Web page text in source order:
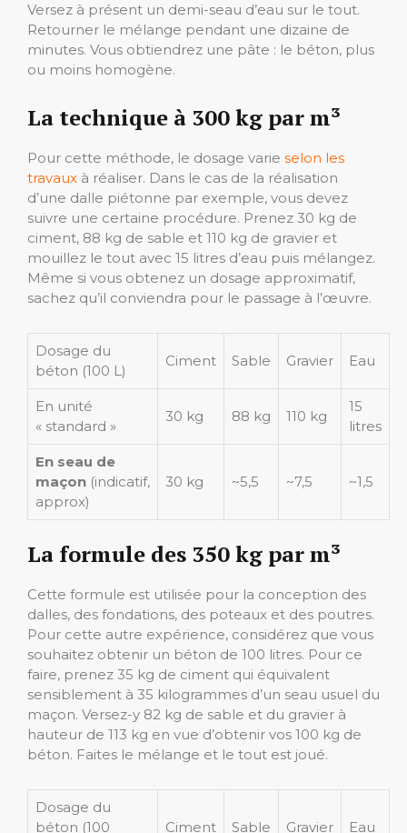
Versez à présent un demi-seau d’eau sur le tout.
Retourner le mélange pendant une dizaine de
minutes. Vous obtiendrez une pâte : le béton, plus
ou moins homogène.
La technique à 300 kg par m³
Pour cette méthode, le dosage varie selon les
travaux à réaliser. Dans le cas de la réalisation
d’une dalle piétonne par exemple, vous devez
suivre une certaine procédure. Prenez 30 kg de
ciment, 88 kg de sable et 110 kg de gravier et
mouillez le tout avec 15 litres d’eau puis mélangez.
Même si vous obtenez un dosage approximatif,
sachez qu’il conviendra pour le passage à l’œuvre.
Dosage du
béton (100 L)
Ciment Sable Gravier Eau
En unité
« standard »
30 kg 88 kg 110 kg
15
litres
En seau de
maçon (indicatif,
approx)
30 kg ~5,5 ~7,5 ~1,5
La formule des 350 kg par m³
Cette formule est utilisée pour la conception des
dalles, des fondations, des poteaux et des poutres.
Pour cette autre expérience, considérez que vous
souhaitez obtenir un béton de 100 litres. Pour ce
faire, prenez 35 kg de ciment qui équivalent
sensiblement à 35 kilogrammes d’un seau usuel du
maçon. Versez-y 82 kg de sable et du gravier à
hauteur de 113 kg en vue d’obtenir vos 100 kg de
béton. Faites le mélange et le tout est joué.
Dosage du
béton (100
Ciment Sable Gravier Eau